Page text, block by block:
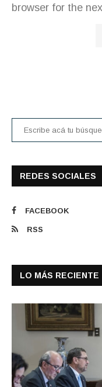
browser for the
REDES SOCIALES
FACEBOOK
RSS
LO MÁS RECIENTE